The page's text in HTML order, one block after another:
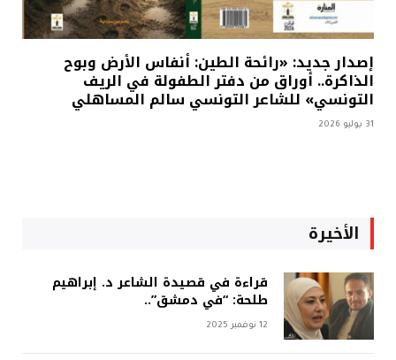
إصدار جديد: «رائحة الطين: أنفاس الأرض وبوح
الذاكرة.. أوراق من دفتر الطفولة في الريف
التونسي» للشاعر التونسي سالم المساهلي
31 يوليو 2026
الأخيرة
قراءة في قصيدة الشاعر د. إبراهيم
طلحة: “في دمشق”..
12 نوفمبر 2025